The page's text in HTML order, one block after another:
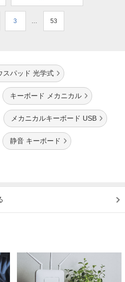
3 53
スパッド 光学式
キーボード メカニカル
メカニカルキーボード USB
静音 キーボード